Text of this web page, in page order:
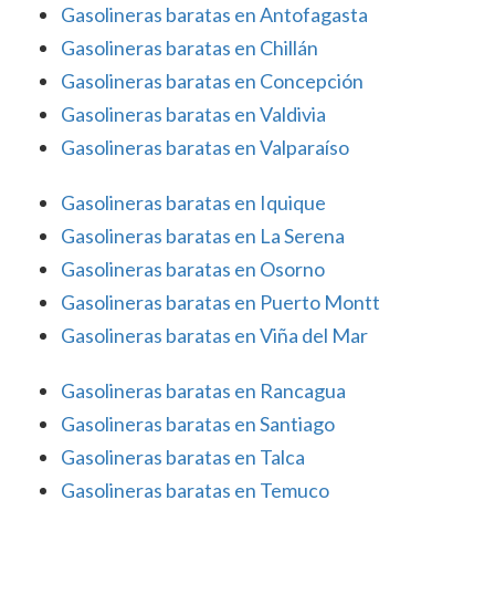
Gasolineras baratas en Antofagasta
Gasolineras baratas en Chillán
Gasolineras baratas en Concepción
Gasolineras baratas en Valdivia
Gasolineras baratas en Valparaíso
Gasolineras baratas en Iquique
Gasolineras baratas en La Serena
Gasolineras baratas en Osorno
Gasolineras baratas en Puerto Montt
Gasolineras baratas en Viña del Mar
Gasolineras baratas en Rancagua
Gasolineras baratas en Santiago
Gasolineras baratas en Talca
Gasolineras baratas en Temuco